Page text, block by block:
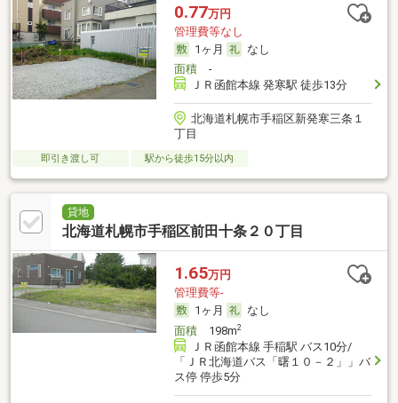
0.77万円
管理費等なし
1ヶ月
なし
面積-
ＪＲ函館本線 発寒駅 徒歩13分
北海道札幌市手稲区新発寒三条１
丁目
即引き渡し可 駅から徒歩15分以内
貸地
北海道札幌市手稲区前田十条２０丁目
1.65万円
管理費等-
1ヶ月
なし
面積198m2
ＪＲ函館本線 手稲駅 バス10分/
「ＪＲ北海道バス「曙１０－２」」バ
ス停 停歩5分